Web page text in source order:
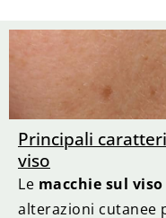
Principali
viso
Le macchie sul viso
alterazioni cutanee